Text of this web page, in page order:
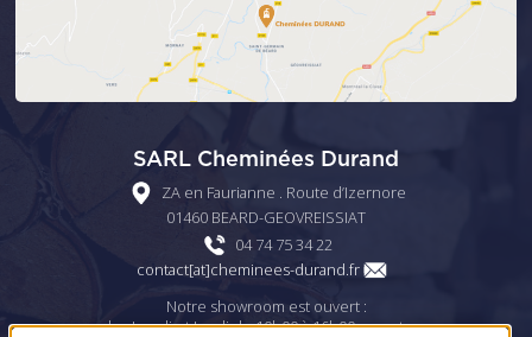
SARL Cheminées Durand
ZA en Faurianne . Route d’Izernore
01460 BEARD-GEOVREISSIAT
04 74 75 34 22
rf.dnarud-seenimehc[ta]tcatnoc
Notre showroom est ouvert :
- les Lundi et Jeudi de 10h00 à 16h00 non-stop ;